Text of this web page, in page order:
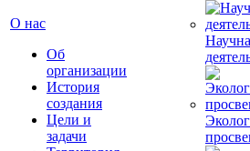
О нас
Об
организации
История
создания
Цели и
задачи